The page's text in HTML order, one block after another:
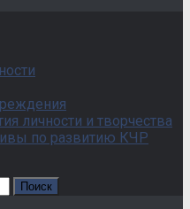
личности и творчества
по развитию КЧР